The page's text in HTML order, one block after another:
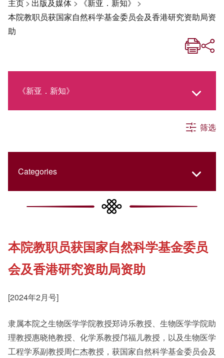
主页> 出版及媒体 > 《新亚．新知》 >
本院教职员获国家自然科学基金委员会及香港研究资助局资
助
《新亚．新知》
社交媒体专栏
《新亚简讯》
《新亚书院概览》
新亚影集
筛选
Categories
College Updates
Cultural Topics
Staff Engagement
本院教职员获国家自然科学基金委员
会及香港研究资助局资助
[2024年2月号]
隶属本院之生物医学学院教授郑诗乐教授、生物医学学院助
理教授惠晓艳教授、化学系教授邝福儿教授，以及生物医学
工程学系副教授周仁杰教授，获国家自然科学基金委员会及